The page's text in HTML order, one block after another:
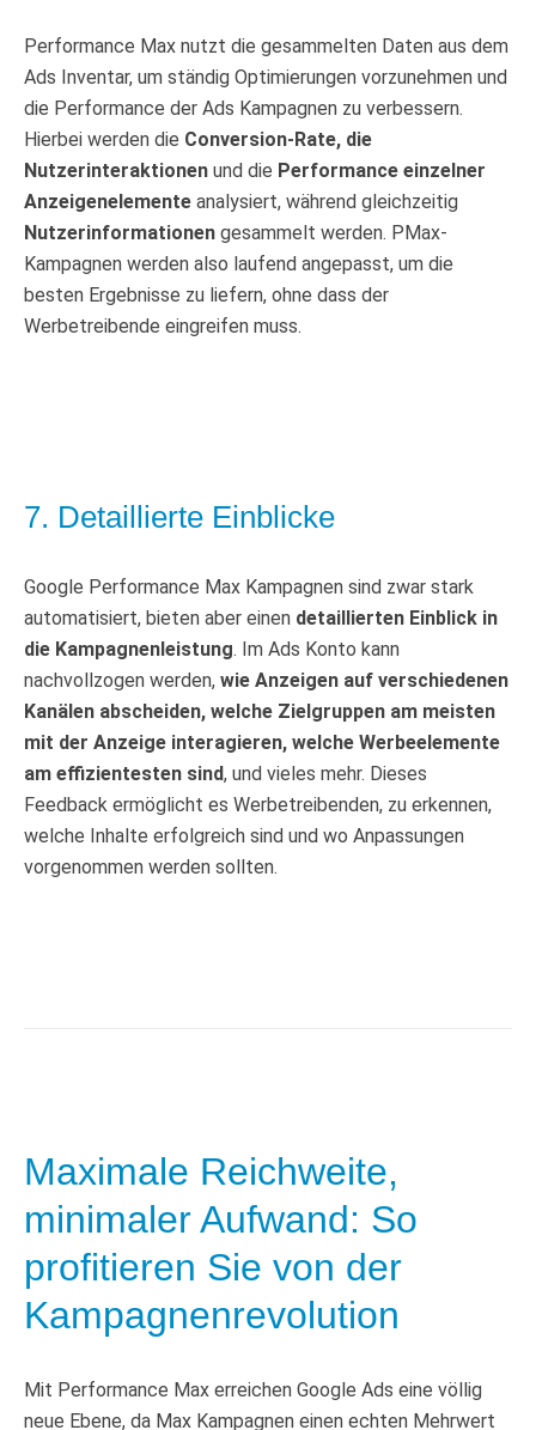
Performance Max nutzt die gesammelten Daten aus dem
Ads Inventar, um ständig Optimierungen vorzunehmen und
die Performance der Ads Kampagnen zu verbessern.
Hierbei werden die Conversion-Rate, die
Nutzerinteraktionen und die Performance einzelner
Anzeigenelemente analysiert, während gleichzeitig
Nutzerinformationen gesammelt werden. PMax-
Kampagnen werden also laufend angepasst, um die
besten Ergebnisse zu liefern, ohne dass der
Werbetreibende eingreifen muss.
7. Detaillierte Einblicke
Google Performance Max Kampagnen sind zwar stark
automatisiert, bieten aber einen detaillierten Einblick in
die Kampagnenleistung. Im Ads Konto kann
nachvollzogen werden, wie Anzeigen auf verschiedenen
Kanälen abscheiden, welche Zielgruppen am meisten
mit der Anzeige interagieren, welche Werbeelemente
am effizientesten sind, und vieles mehr. Dieses
Feedback ermöglicht es Werbetreibenden, zu erkennen,
welche Inhalte erfolgreich sind und wo Anpassungen
vorgenommen werden sollten.
Maximale Reichweite,
minimaler Aufwand: So
profitieren Sie von der
Kampagnenrevolution
Mit Performance Max erreichen Google Ads eine völlig
neue Ebene, da Max Kampagnen einen echten Mehrwert